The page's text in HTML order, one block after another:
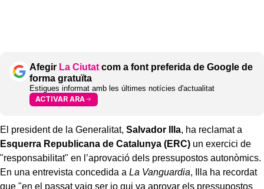
Afegir La Ciutat com a font preferida de Google de
forma gratuïta
Estigues informat amb les últimes notícies d'actualitat
ACTIVAR ARA
El president de la Generalitat, Salvador Illa, ha reclamat a
Esquerra Republicana de Catalunya (ERC) un exercici de
"responsabilitat" en l’aprovació dels pressupostos autonòmics.
En una entrevista concedida a La Vanguardia, Illa ha recordat
que "en el passat vaig ser jo qui va aprovar els pressupostos